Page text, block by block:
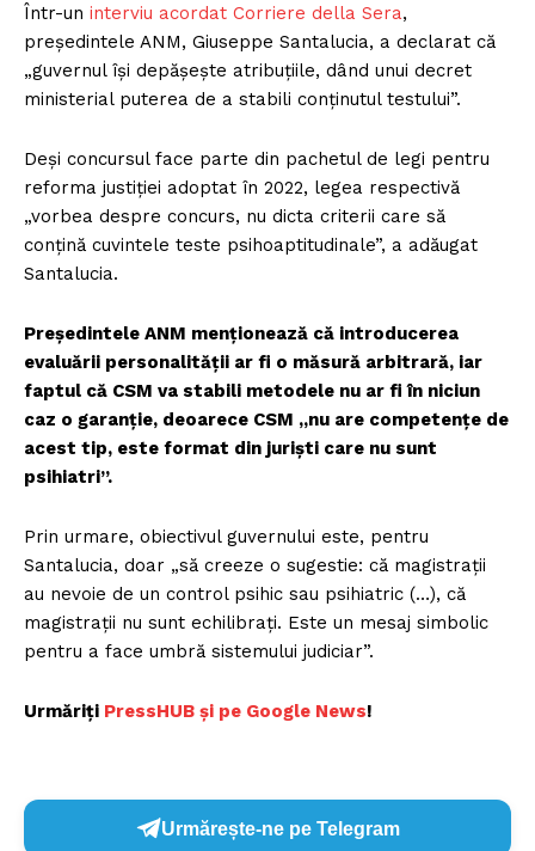
Într-un interviu acordat Corriere della Sera,
președintele ANM, Giuseppe Santalucia, a declarat că
„guvernul își depășește atribuțiile, dând unui decret
ministerial puterea de a stabili conținutul testului”.
Deși concursul face parte din pachetul de legi pentru
reforma justiției adoptat în 2022, legea respectivă
„vorbea despre concurs, nu dicta criterii care să
conțină cuvintele teste psihoaptitudinale”, a adăugat
Santalucia.
Președintele ANM menționează că introducerea
evaluării personalității ar fi o măsură arbitrară, iar
faptul că CSM va stabili metodele nu ar fi în niciun
caz o garanție, deoarece CSM „nu are competențe de
acest tip, este format din juriști care nu sunt
psihiatri”.
Prin urmare, obiectivul guvernului este, pentru
Santalucia, doar „să creeze o sugestie: că magistrații
au nevoie de un control psihic sau psihiatric (…), că
magistrații nu sunt echilibrați. Este un mesaj simbolic
pentru a face umbră sistemului judiciar”.
Urmăriți PressHUB și pe Google News!
Urmărește-ne pe Telegram